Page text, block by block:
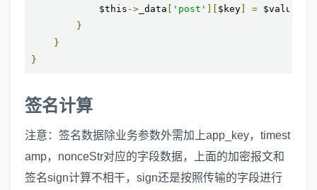
            $this
-> _data 'post' $key = $value
}
}
}
签名计算
注意：签名数据除业务参数外需加上app_key，timest
amp，nonceStr对应的字段数据，上面的加密报文和
签名sign计算不相干，sign还是按照传输的字段进行